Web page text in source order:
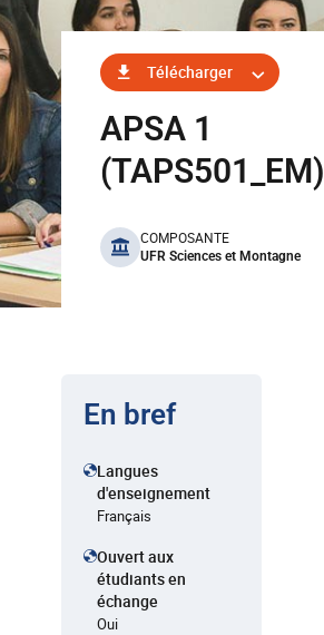
Télécharger
APSA 1
(TAPS501_EM)
benefits
COMPOSANTE
UFR Sciences et Montagne
En bref
Langues
d'enseignement
Français
Ouvert aux
étudiants en
échange
Oui